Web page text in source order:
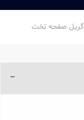
گریل صفحه تخت